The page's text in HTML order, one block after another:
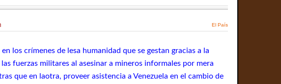
El País
los crímenes de lesa humanidad que se gestan gracias a la
fuerzas militares al asesinar a mineros informales por mera
que en laotra, proveer asistencia a Venezuela en el cambio de